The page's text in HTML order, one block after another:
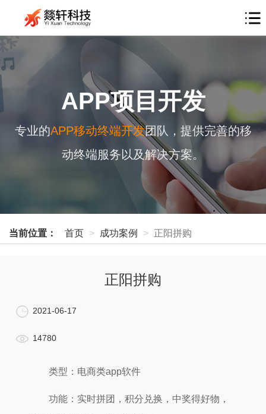
APP项目开发
专业的APP移动终端开发团队，提供完善的移
动终端服务以及解决方案。
当前位置： 首页 成功案例 正阳拼购
正阳拼购
2021-06-17
14780
类型：电商类app软件
功能：实时拼团，积分兑换，中奖得好物，